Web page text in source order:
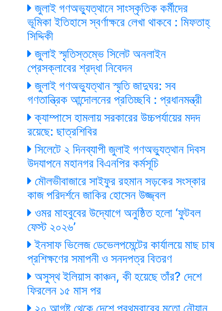
জুলাই গণঅভ্যুত্থানে সাংস্কৃতিক কর্মীদের
ভূমিকা ইতিহাসে স্বর্ণাক্ষরে লেখা থাকবে : মিফতাহ্
সিদ্দিকী
জুলাই স্মৃতিস্তম্ভে সিলেট অনলাইন
প্রেসক্লাবের শ্রদ্ধা নিবেদন
জুলাই গণঅভ্যুত্থান স্মৃতি জাদুঘর: সব
গণতান্ত্রিক আন্দোলনের প্রতিচ্ছবি : প্রধানমন্ত্রী
ক্যাম্পাসে হামলায় সরকারের উচ্চপর্যায়ের মদদ
রয়েছে: ছাত্রশিবির
সিলেটে ২ দিনব্যাপী জুলাই গণঅভ্যুত্থান দিবস
উদযাপনে মহানগর বিএনপির কর্মসূচি
মৌলভীবাজারে সাইফুর রহমান সড়কের সংস্কার
কাজ পরিদর্শনে জাকির হোসেন উজ্জ্বল
ওমর মাহবুবের উদ্যোগে অনুষ্ঠিত হলো ‘ফুটবল
ফেস্ট ২০২৬’
ইনসাফ ভিলেজ ডেভেলপমেন্টের কার্যালয়ে মাছ চাষ
প্রশিক্ষণের সমাপনী ও সনদপত্র বিতরণ
অসুস্থ ইলিয়াস কাঞ্চন, কী হয়েছে তাঁর? দেশে
ফিরলেন ১৫ মাস পর
২০ আগষ্ট থেকে দেশে প্রথমবারের মতো নৌযান